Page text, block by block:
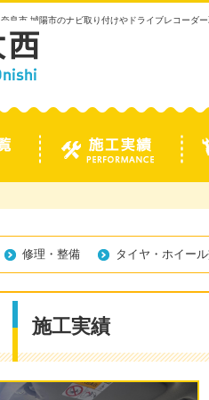
良市 城陽市のナビ取り付けやドライブレコーダ
修理・整備 タイヤ・ホイー
施工実績